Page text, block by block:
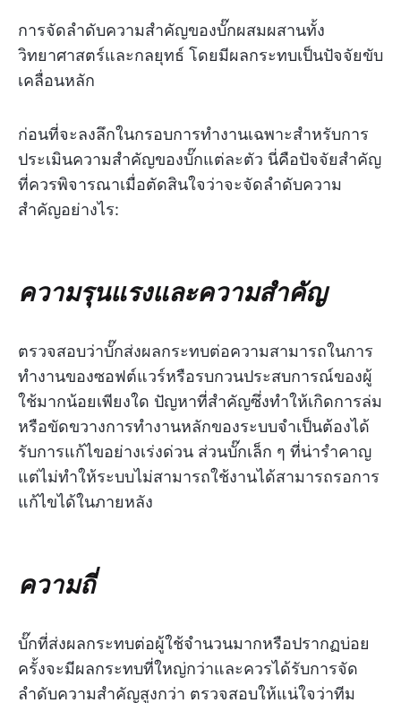
การจัดลำดับความสำคัญของบั๊กผสมผสานทั้ง
วิทยาศาสตร์และกลยุทธ์ โดยมีผลกระทบเป็นปัจจัยขับ
เคลื่อนหลัก
ก่อนที่จะลงลึกในกรอบการทำงานเฉพาะสำหรับการ
ประเมินความสำคัญของบั๊กแต่ละตัว นี่คือปัจจัยสำคัญ
ที่ควรพิจารณาเมื่อตัดสินใจว่าจะจัดลำดับความ
สำคัญอย่างไร:
ความรุนแรงและความสำคัญ
ตรวจสอบว่าบั๊กส่งผลกระทบต่อความสามารถในการ
ทำงานของซอฟต์แวร์หรือรบกวนประสบการณ์ของผู้
ใช้มากน้อยเพียงใด ปัญหาที่สำคัญซึ่งทำให้เกิดการล่ม
หรือขัดขวางการทำงานหลักของระบบจำเป็นต้องได้
รับการแก้ไขอย่างเร่งด่วน ส่วนบั๊กเล็ก ๆ ที่น่ารำคาญ
แต่ไม่ทำให้ระบบไม่สามารถใช้งานได้สามารถรอการ
แก้ไขได้ในภายหลัง
ความถี่
บั๊กที่ส่งผลกระทบต่อผู้ใช้จำนวนมากหรือปรากฏบ่อย
ครั้งจะมีผลกระทบที่ใหญ่กว่าและควรได้รับการจัด
ลำดับความสำคัญสูงกว่า ตรวจสอบให้แน่ใจว่าทีม